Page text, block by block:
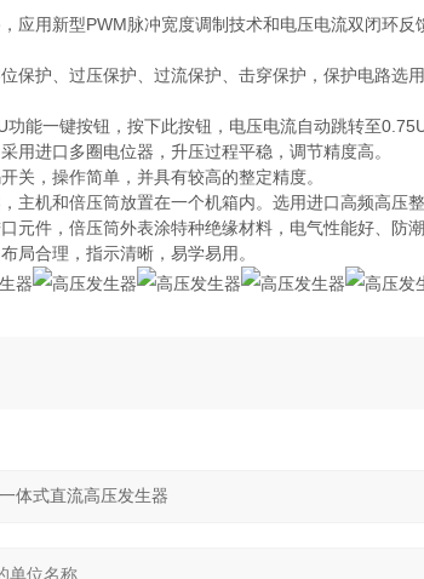
应用新型PWM脉冲宽度调制技术和电压电流双闭环
保护、过压保护、过流保护、击穿保护，保护电路选
能一键按钮，按下此按钮，电压电流自动跳转至
用进口多圈电位器，升压过程平稳，调节精度高。
关，操作简单，并具有较高的整定精度。
主机和倍压筒放置在一个机箱内。选用进口高频高压
元件，倍压筒外表涂特种绝缘材料，电气性能好、防潮
局合理，指示清晰，易学易用。